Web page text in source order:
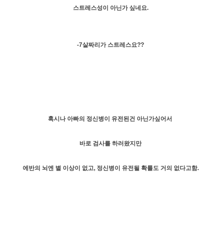
스트레스성이 아닌가 싶네요.
-7살짜리가 스트레스요??
혹시나 아빠의 정신병이 유전된건 아닌가싶어서
바로 검사를 하러왔지만
에반의 뇌엔 별 이상이 없고, 정신병이 유전될 확률도 거의 없다고함.